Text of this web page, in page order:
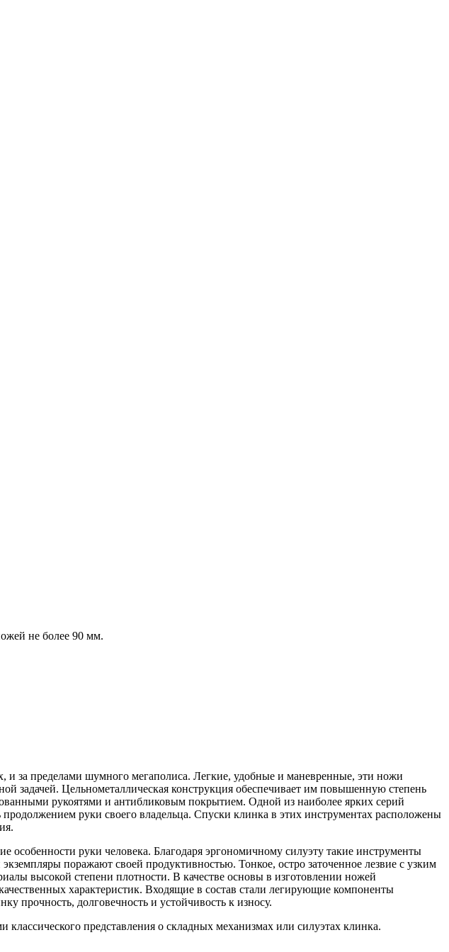
не более 90 мм.
за пределами шумного мегаполиса. Легкие, удобные и маневренные, эти ножи
задачей. Цельнометаллическая конструкция обеспечивает им повышенную степень
рукоятями и антибликовым покрытием. Одной из наиболее ярких серий
руки своего владельца. Спуски клинка в этих инструментах расположены
руки человека. Благодаря эргономичному силуэту такие инструменты
поражают своей продуктивностью. Тонкое, остро заточенное лезвие с узким
высокой степени плотности. В качестве основы в изготовлении ножей
характеристик. Входящие в состав стали легирующие компоненты
прочность, долговечность и устойчивость к износу.
представления о складных механизмах или силуэтах клинка.